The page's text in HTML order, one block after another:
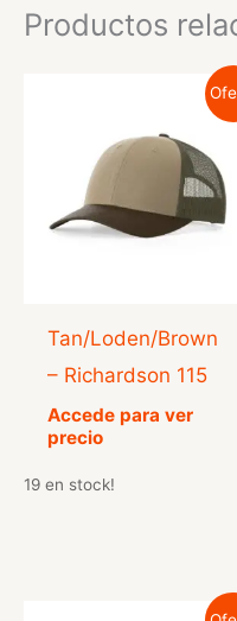
Productos
Tan/Loden/Brown
– Richardson 115
Accede para ver
precio
19 en stock!